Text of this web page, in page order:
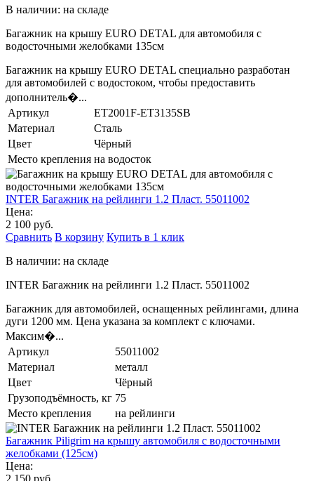
В наличии: на складе
Багажник на крышу EURO DETAL для автомобиля с
водосточными желобками 135см
Багажник на крышу EURO DETAL специально разработан
для автомобилей с водостоком, чтобы предоставить
дополнитель�...
Артикул
ET2001F-ET3135SB
Материал
Сталь
Цвет
Чёрный
Место крепления на водосток
INTER Багажник на рейлинги 1.2 Пласт. 55011002
Цена:
2 100 руб.
Сравнить В корзину Купить в 1 клик
В наличии: на складе
INTER Багажник на рейлинги 1.2 Пласт. 55011002
Багажник для автомобилей, оснащенных рейлингами, длина
дуги 1200 мм. Цена указана за комплект с ключами.
Максим�...
Артикул
55011002
Материал
металл
Цвет
Чёрный
Грузоподъёмность, кг 75
Место крепления
на рейлинги
Багажник Piligrim на крышу автомобиля с водосточными
желобками (125см)
Цена:
2 150 руб.